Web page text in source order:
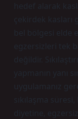
hedef alarak
çekirdek
bel bölgesi elde
egzersizleri tek
değildir.
yapmanın yanı
uygulamanız
sıkılaşma
diyetine,